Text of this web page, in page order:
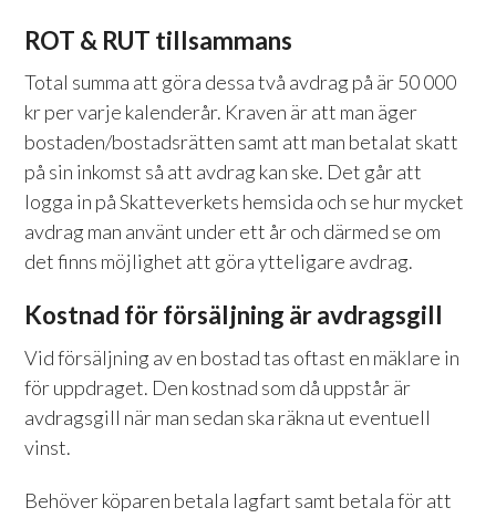
ROT & RUT tillsammans
Total summa att göra dessa två avdrag på är 50 000
kr per varje kalenderår. Kraven är att man äger
bostaden/bostadsrätten samt att man betalat skatt
på sin inkomst så att avdrag kan ske. Det går att
logga in på Skatteverkets hemsida och se hur mycket
avdrag man använt under ett år och därmed se om
det finns möjlighet att göra ytteligare avdrag.
Kostnad för försäljning är avdragsgill
Vid försäljning av en bostad tas oftast en mäklare in
för uppdraget. Den kostnad som då uppstår är
avdragsgill när man sedan ska räkna ut eventuell
vinst.
Behöver köparen betala lagfart samt betala för att